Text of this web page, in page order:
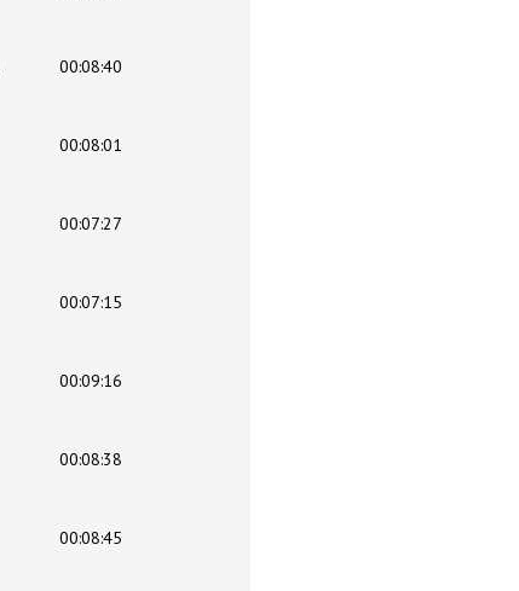
00:08:40
00:08:01
00:07:27
00:07:15
00:09:16
00:08:38
00:08:45